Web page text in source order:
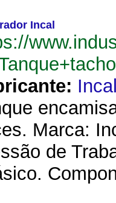
Incal
Marca:
de